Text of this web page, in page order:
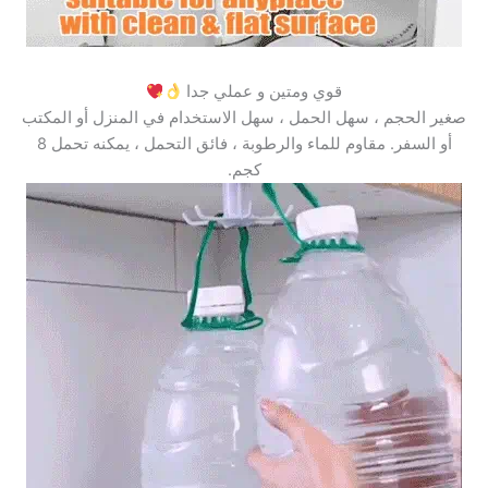
قوي ومتين و عملي جدا
صغير الحجم ، سهل الحمل ، سهل الاستخدام في المنزل أو المكتب
أو السفر. مقاوم للماء والرطوبة ، فائق التحمل ، يمكنه تحمل 8
كجم.